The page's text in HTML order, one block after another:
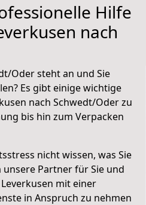
Hilfe
nach
Oder steht an und Sie
Es gibt einige wichtige
nach Schwedt/Oder zu
bis hin zum Verpacken
nicht wissen, was Sie
Partner für Sie und
mit einer
in Anspruch zu nehmen